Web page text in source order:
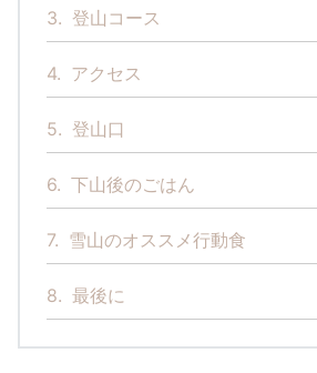
3. 登山コース
4. アクセス
5. 登山口
6. 下山後のごはん
7. 雪山のオススメ行動食
8. 最後に